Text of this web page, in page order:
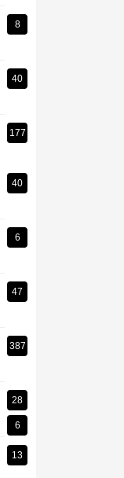
8
40
177
40
6
47
387
28
6
13